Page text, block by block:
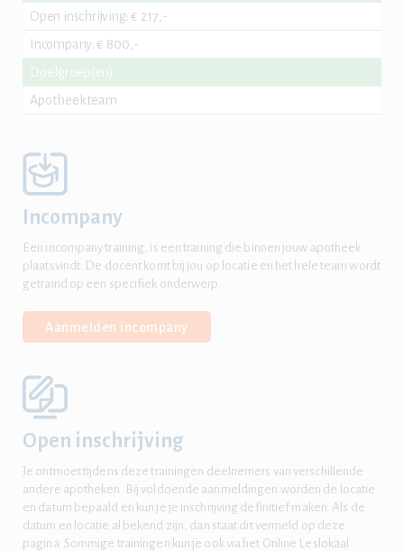
Open inschrijving:€ 217,-
Incompany: € 800,-
Doelgroep(en)
Apotheekteam
Incompany
Een incompany training, is een training die binnen jouw apotheek
plaatsvindt. De docent komt bij jou op locatie en het hele team wordt
getraind op een specifiek onderwerp.
Aanmelden incompany
Open inschrijving
Je ontmoet tijdens deze trainingen deelnemers van verschillende
andere apotheken. Bij voldoende aanmeldingen worden de locatie
en datum bepaald en kun je je inschrijving definitief maken. Als de
datum en locatie al bekend zijn, dan staat dit vermeld op deze
pagina. Sommige trainingen kun je ook via het Online Leslokaal